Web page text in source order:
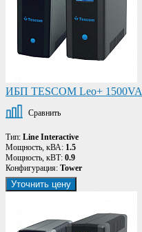
ИБП TESCOM Leo+ 1500VA
Сравнить
Тип: Line Interactive
Мощность, кВА: 1.5
Мощность, кВТ: 0.9
Конфигурация: Tower
Уточнить цену